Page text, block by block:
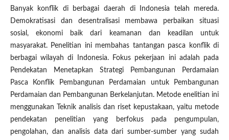
Banyak konflik di berbagai daerah di Indonesia telah mereda.
Demokratisasi dan desentralisasi membawa perbaikan situasi
sosial, ekonomi baik dari keamanan dan keadilan untuk
masyarakat. Penelitian ini membahas tantangan pasca konflik di
berbagai wilayah di Indonesia. Fokus pekerjaan ini adalah pada
Pendekatan Menetapkan Strategi Pembangunan Perdamaian
Pasca Konflik Pembangunan Perdamaian untuk Pembangunan
Perdamaian dan Pembangunan Berkelanjutan. Metode enelitian ini
menggunakan Teknik analisis dan riset kepustakaan, yaitu metode
pendekatan penelitian yang berfokus pada pengumpulan,
pengolahan, dan analisis data dari sumber-sumber yang sudah